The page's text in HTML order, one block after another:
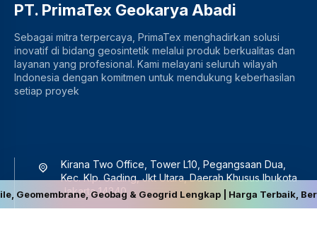
PT. PrimaTex Geokarya Abadi
Sebagai mitra terpercaya, PrimaTex menghadirkan solusi
inovatif di bidang geosintetik melalui produk berkualitas dan
layanan yang profesional. Kami melayani seluruh wilayah
Indonesia dengan komitmen untuk mendukung keberhasilan
setiap proyek
Kirana Two Office, Tower L10, Pegangsaan Dua,
Kec. Klp. Gading, Jkt Utara, Daerah Khusus Ibukota
Jakarta 14240
Geobag & Geogrid Lengkap | Harga Terbaik,